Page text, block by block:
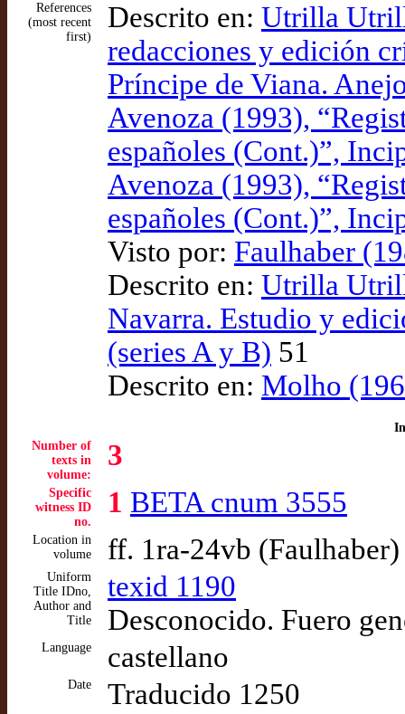
References
(most recent
first)
Descrito en: Utrilla
redacciones y edición
Príncipe de Viana.
Avenoza (1993),
españoles (Cont.)”,
Avenoza (1993),
españoles (Cont.)”,
Visto por: Faulhaber
Descrito en: Utrilla
Navarra. Estudio y
(series A y B) 51
Descrito en: Molho
Number of
texts in
volume:
3
Specific
witness ID
no.
1 BETA cnum 3555
Location in
volume
ff. 1ra-24vb (Faulhaber)
Uniform
Title IDno,
Author and
Title
texid 1190
Desconocido. Fuero
Language castellano
Date Traducido 1250